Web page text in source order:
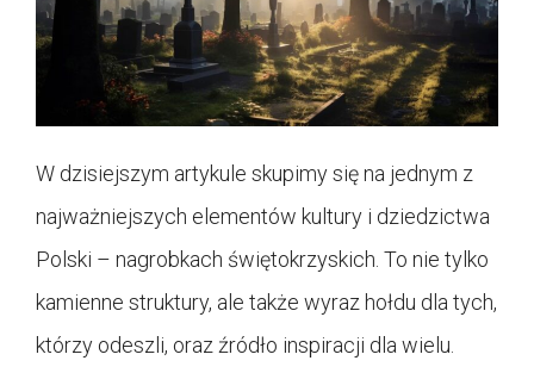
W dzisiejszym artykule skupimy się na jednym z
najważniejszych elementów kultury i dziedzictwa
Polski – nagrobkach świętokrzyskich. To nie tylko
kamienne struktury, ale także wyraz hołdu dla tych,
którzy odeszli, oraz źródło inspiracji dla wielu.